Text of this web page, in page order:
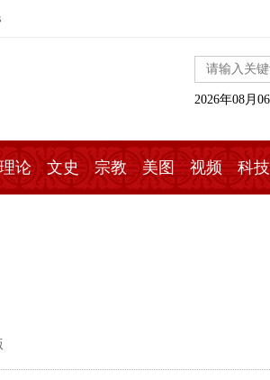
2026年08月
理论 文史 宗教 美图 视频 科技